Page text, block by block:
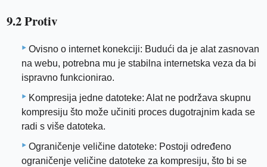
9.2 Protiv
Ovisno o internet konekciji: Budući da je alat zasnovan
na webu, potrebna mu je stabilna internetska veza da bi
ispravno funkcionirao.
Kompresija jedne datoteke: Alat ne podržava skupnu
kompresiju što može učiniti proces dugotrajnim kada se
radi s više datoteka.
Ograničenje veličine datoteke: Postoji određeno
ograničenje veličine datoteke za kompresiju, što bi se